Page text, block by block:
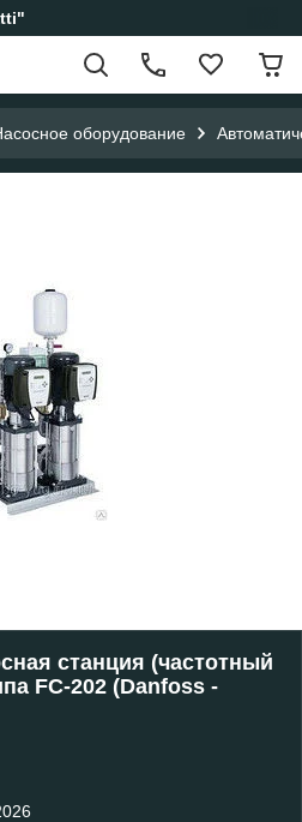
оборудование
станция (частотный
FC-202 (Danfoss -